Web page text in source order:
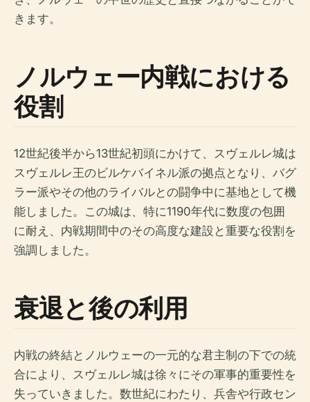
きます。
ノルウェー内戦における
役割
12世紀後半から13世紀初頭にかけて、スヴェルレ城は
スヴェルレ王のビルケバイネル派の拠点となり、バグ
ラー派やその他のライバルとの闘争中に基地として機
能しました。この城は、特に1190年代に数度の包囲
に耐え、内戦期間中のその高度な建設と重要な役割を
強調しました。
衰退と後の利用
内戦の終結とノルウェーの一元的な君主制の下での統
合により、スヴェルレ城は徐々にその軍事的重要性を
失っていきました。数世紀にわたり、兵舎や行政セン